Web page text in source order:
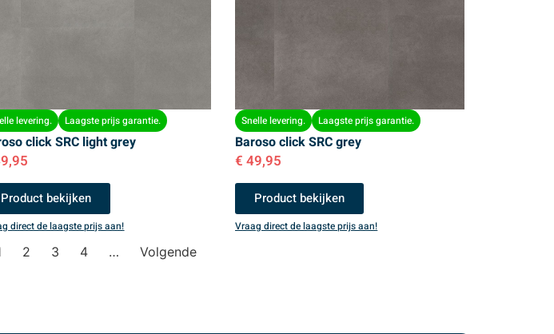
levering. Laagste prijs garantie.
click SRC light grey
Product bekijken
direct de laagste prijs aan!
Snelle levering. Laagste prijs garantie.
Baroso click SRC grey
€ 49,95
Product bekijken
Vraag direct de laagste prijs aan!
2 3 4 … Volgende